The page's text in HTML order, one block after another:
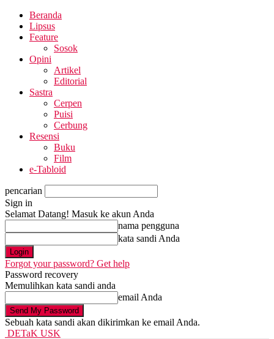
Beranda
Lipsus
Feature
Sosok
Opini
Artikel
Editorial
Sastra
Cerpen
Puisi
Cerbung
Resensi
Buku
Film
e-Tabloid
pencarian
Sign in
Selamat Datang! Masuk ke akun Anda
nama pengguna
kata sandi Anda
Forgot your password? Get help
Password recovery
Memulihkan kata sandi anda
email Anda
Sebuah kata sandi akan dikirimkan ke email Anda.
DETaK USK